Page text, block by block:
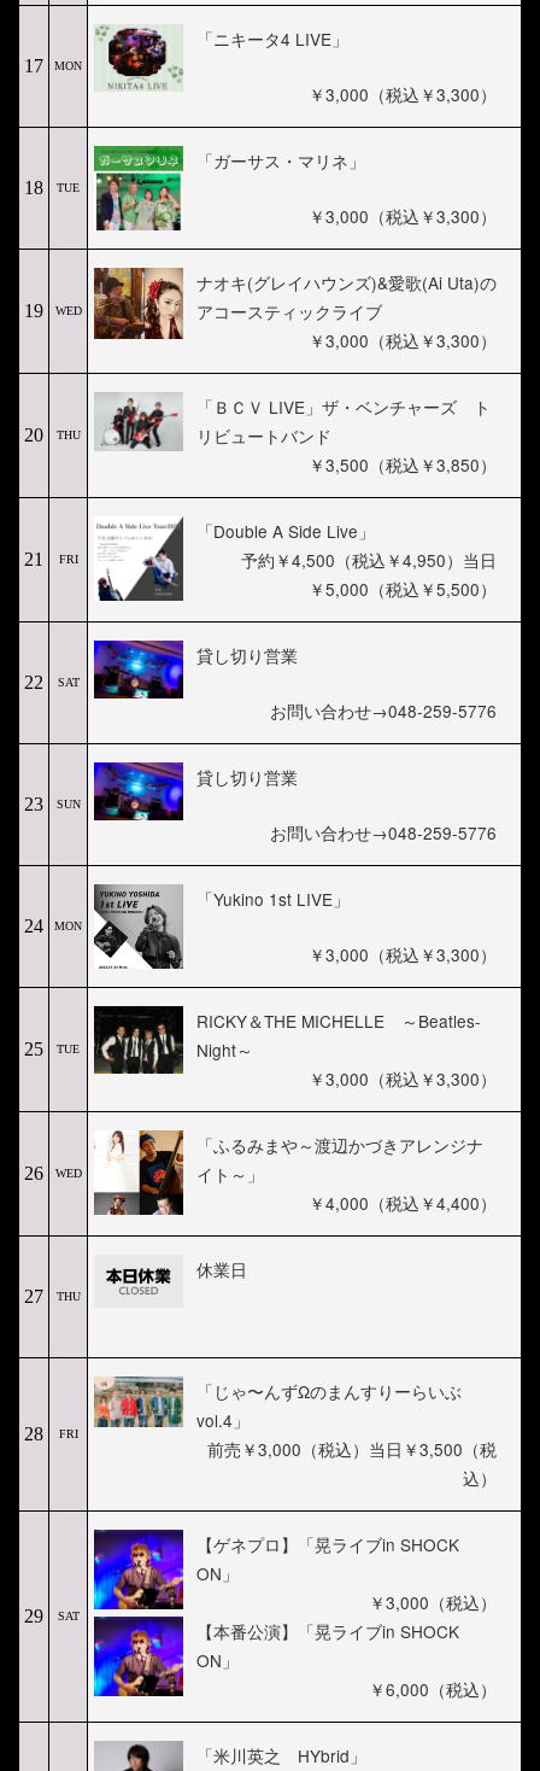
17 MON
「ニキータ4 LIVE」
￥3,000（税込￥3,300）
18 TUE
「ガーサス・マリネ」
￥3,000（税込￥3,300）
19 WED
ナオキ(グレイハウンズ)&愛歌(Ai Uta)の
アコースティックライブ
￥3,000（税込￥3,300）
20 THU
「ＢＣＶ LIVE」ザ・ベンチャーズ ト
リビュートバンド
￥3,500（税込￥3,850）
21 FRI
「Double A Side Live」
予約￥4,500（税込￥4,950）当日
￥5,000（税込￥5,500）
22 SAT
貸し切り営業
お問い合わせ→048-259-5776
23 SUN
貸し切り営業
お問い合わせ→048-259-5776
24 MON
「Yukino 1st LIVE」
￥3,000（税込￥3,300）
25 TUE
RICKY＆THE MICHELLE ～Beatles-
Night～
￥3,000（税込￥3,300）
26 WED
「ふるみまや～渡辺かづきアレンジナ
イト～」
￥4,000（税込￥4,400）
27 THU
休業日
28 FRI
「じゃ〜んずΩのまんすりーらいぶ
vol.4」
前売￥3,000（税込）当日￥3,500（税
込）
29 SAT
【ゲネプロ】「晃ライブin SHOCK
ON」
￥3,000（税込）
【本番公演】「晃ライブin SHOCK
ON」
￥6,000（税込）
「米川英之 HYbrid」